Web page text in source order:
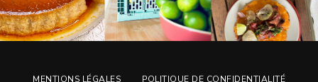
MENTIONS LÉGALES POLITIQUE DE CONFIDENTIALITÉ